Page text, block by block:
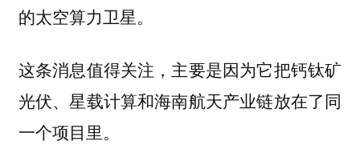
的太空算力卫星。
这条消息值得关注，主要是因为它把钙钛矿
光伏、星载计算和海南航天产业链放在了同
一个项目里。